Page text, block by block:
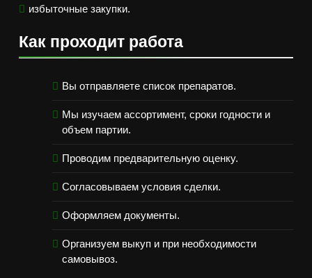
избыточные закупки.
Как проходит работа
Вы отправляете список препаратов.
Мы изучаем ассортимент, сроки годности и
объем партии.
Проводим предварительную оценку.
Согласовываем условия сделки.
Оформляем документы.
Организуем выкуп и при необходимости
самовывоз.